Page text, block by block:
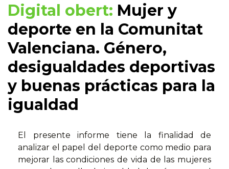
Digital obert: Mujer y
deporte en la Comunitat
Valenciana. Género,
desigualdades deportivas
y buenas prácticas para la
igualdad
El presente informe tiene la finalidad de
analizar el papel del deporte como medio para
mejorar las condiciones de vida de las mujeres